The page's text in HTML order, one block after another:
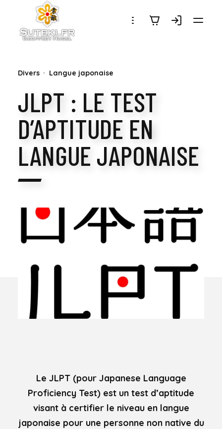
SUTEKI.FR
Divers Langue japonaise
JLPT : LE TEST
D’APTITUDE EN
LANGUE JAPONAISE
Le JLPT (pour Japanese Language
Proficiency Test) est un test d’aptitude
visant à certifier le niveau en langue
japonaise pour une personne non native du